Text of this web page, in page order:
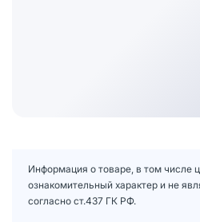
Информация о товаре, в том числе
ознакомительный характер и не
согласно ст.437 ГК РФ.